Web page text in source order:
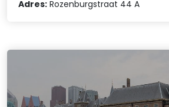
Adres: Rozenburgstraat 44 A